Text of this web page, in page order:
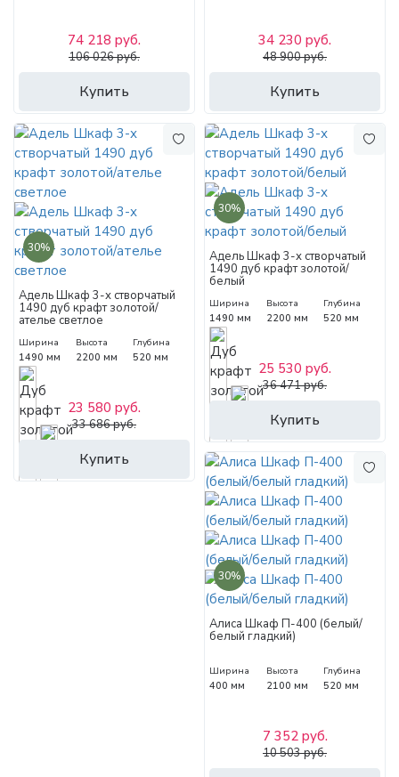
Купить
74 218 руб.
106 026 руб.
Купить
34 230 руб.
48 900 руб.
30%
Адель Шкаф 3-х створчатый
1490 дуб крафт золотой/
ателье светлое
Ширина
1490 мм
Высота
2200 мм
Глубина
520 мм
Купить
23 580 руб.
33 686 руб.
30%
Адель Шкаф 3-х створчатый
1490 дуб крафт золотой/
белый
Ширина
1490 мм
Высота
2200 мм
Глубина
520 мм
Купить
25 530 руб.
36 471 руб.
30%
Алиса Шкаф П-400 (белый/
белый гладкий)
Ширина
400 мм
Высота
2100 мм
Глубина
520 мм
7 352 руб.
10 503 руб.